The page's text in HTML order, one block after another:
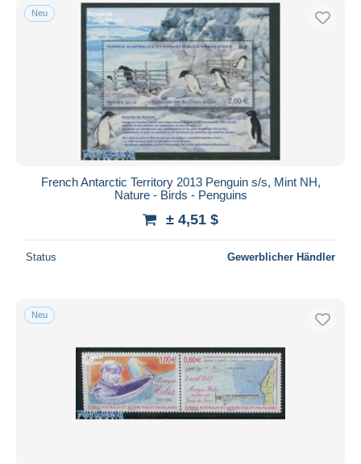
Neu
French Antarctic Territory 2013 Penguin s/s, Mint NH,
Nature - Birds - Penguins
± 4,51 $
Status Gewerblicher Händler
Neu